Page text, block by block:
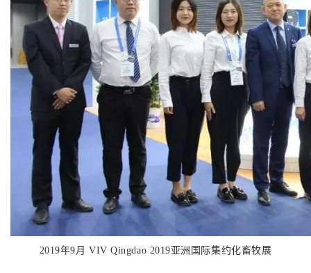
2019年9月 VIV Qingdao 2019亚洲国际集约化畜牧展